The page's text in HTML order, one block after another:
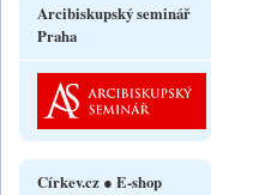
Arcibiskupský seminář
Praha
Církev.cz ● E-shop